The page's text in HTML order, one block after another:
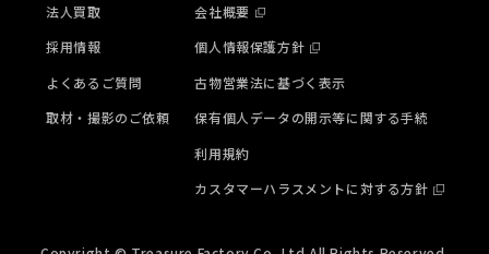
法人買取
採用情報
よくあるご質問
取材・撮影のご依頼
会社概要
個人情報保護方針
古物営業法に基づく表示
保有個人データの開示等に関する手続
利用規約
カスタマーハラスメントに対する方針